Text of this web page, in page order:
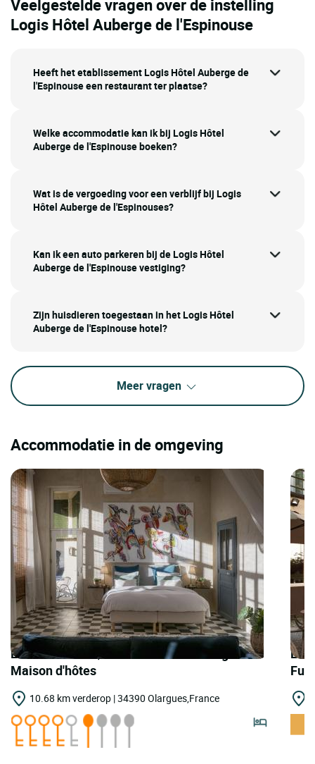
Veelgestelde vragen over de instelling
Logis Hôtel Auberge de l'Espinouse
Heeft het etablissement Logis Hôtel Auberge de
l'Espinouse een restaurant ter plaatse?
Welke accommodatie kan ik bij Logis Hôtel
Auberge de l'Espinouse boeken?
Wat is de vergoeding voor een verblijf bij Logis
Hôtel Auberge de l'Espinouses?
Kan ik een auto parkeren bij de Logis Hôtel
Auberge de l'Espinouse vestiging?
Zijn huisdieren toegestaan in het Logis Hôtel
Auberge de l'Espinouse hotel?
Meer vragen
Accommodatie in de omgeving
LOGIS HOTELS | Teritoria Ecole d'Olargues -
Maison d'hôtes
10.68 km verderop | 34390 Olargues,France